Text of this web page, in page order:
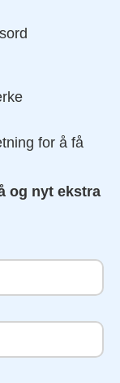
for å få
og nyt ekstra